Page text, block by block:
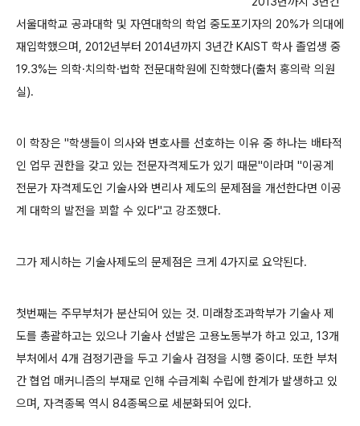
서울대학교 공과대학 및 자연대학의 학업 중도포기자의 20%가 의대에
재입학했으며, 2012년부터 2014년까지 3년간 KAIST 학사 졸업생 중
19.3%는 의학·치의학·법학 전문대학원에 진학했다(출처 홍의락 의원
실).
이 학장은 "학생들이 의사와 변호사를 선호하는 이유 중 하나는 배타적
인 업무 권한을 갖고 있는 전문자격제도가 있기 때문"이라며 "이공계
전문가 자격제도인 기술사와 변리사 제도의 문제점을 개선한다면 이공
계 대학의 발전을 꾀할 수 있다"고 강조했다.
그가 제시하는 기술사제도의 문제점은 크게 4가지로 요약된다.
첫번째는 주무부처가 분산되어 있는 것. 미래창조과학부가 기술사 제
도를 총괄하고는 있으나 기술사 선발은 고용노동부가 하고 있고, 13개
부처에서 4개 검정기관을 두고 기술사 검정을 시행 중이다. 또한 부처
간 협업 매커니즘의 부재로 인해 수급계획 수립에 한계가 발생하고 있
으며, 자격종목 역시 84종목으로 세분화되어 있다.